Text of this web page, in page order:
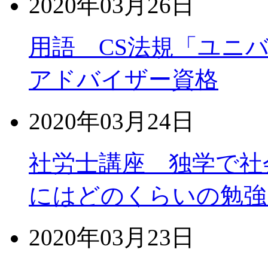
用語 CS法規「ユニ
アドバイザー資格
2020年03月24日
社労士講座 独学で社
にはどのくらいの勉
2020年03月23日